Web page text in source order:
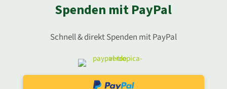
Spenden mit PayPal
Schnell & direkt Spenden mit PayPal